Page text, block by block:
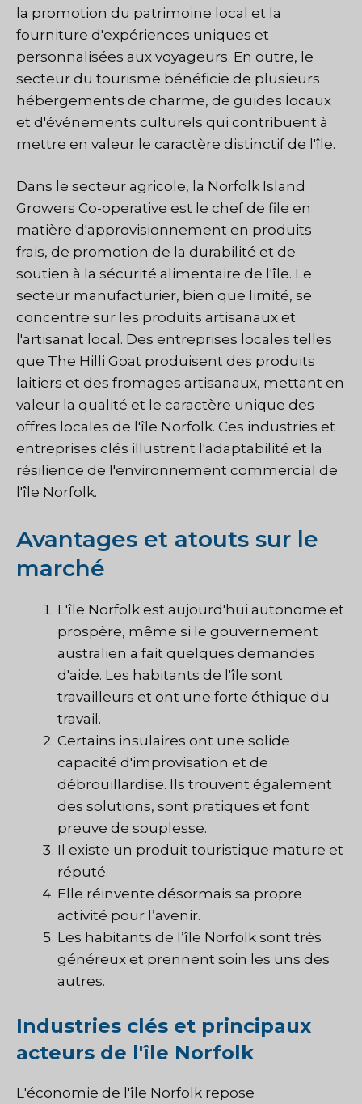
la promotion du patrimoine local et la
fourniture d'expériences uniques et
personnalisées aux voyageurs. En outre, le
secteur du tourisme bénéficie de plusieurs
hébergements de charme, de guides locaux
et d'événements culturels qui contribuent à
mettre en valeur le caractère distinctif de l'île.
Dans le secteur agricole, la Norfolk Island
Growers Co-operative est le chef de file en
matière d'approvisionnement en produits
frais, de promotion de la durabilité et de
soutien à la sécurité alimentaire de l'île. Le
secteur manufacturier, bien que limité, se
concentre sur les produits artisanaux et
l'artisanat local. Des entreprises locales telles
que The Hilli Goat produisent des produits
laitiers et des fromages artisanaux, mettant en
valeur la qualité et le caractère unique des
offres locales de l'île Norfolk. Ces industries et
entreprises clés illustrent l'adaptabilité et la
résilience de l'environnement commercial de
l'île Norfolk.
Avantages et atouts sur le
marché
L'île Norfolk est aujourd'hui autonome et
prospère, même si le gouvernement
australien a fait quelques demandes
d'aide. Les habitants de l'île sont
travailleurs et ont une forte éthique du
travail.
Certains insulaires ont une solide
capacité d'improvisation et de
débrouillardise. Ils trouvent également
des solutions, sont pratiques et font
preuve de souplesse.
Il existe un produit touristique mature et
réputé.
Elle réinvente désormais sa propre
activité pour l’avenir.
Les habitants de l’île Norfolk sont très
généreux et prennent soin les uns des
autres.
Industries clés et principaux
acteurs de l'île Norfolk
L'économie de l'île Norfolk repose